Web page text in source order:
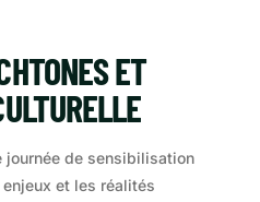
ET
journée de sensibilisation
et les réalités